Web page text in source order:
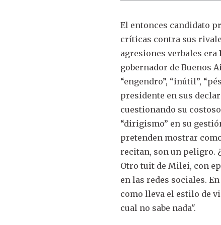
El entonces candidato
críticas contra sus
agresiones verbales era
gobernador de Buenos
“engendro”, “inútil”,
presidente en sus
cuestionando su
“dirigismo” en su
pretenden mostrar
recitan, son un peligro.
Otro tuit de Milei, con
en las redes sociales.
como lleva el estilo de
cual no sabe nada".